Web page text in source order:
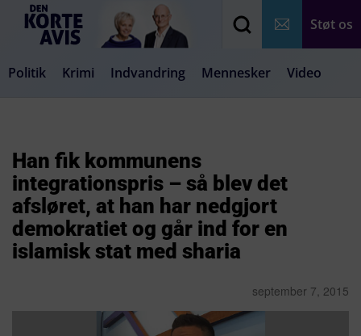
Støt os
Politik Krimi Indvandring Mennesker Video
Han fik kommunens
integrationspris – så blev det
afsløret, at han har nedgjort
demokratiet og går ind for en
islamisk stat med sharia
september 7, 2015